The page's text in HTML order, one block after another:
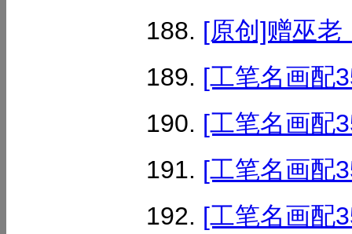
[原创]赠巫
[工笔名画配
[工笔名画配
[工笔名画配
[工笔名画配